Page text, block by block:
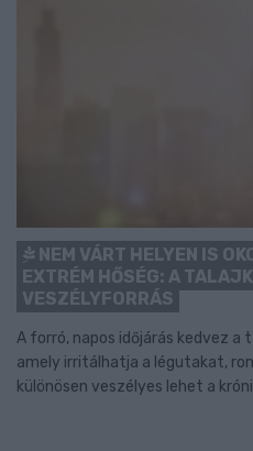
NEM VÁRT HELYEN IS
EXTRÉM HŐSÉG: A
VESZÉLYFORRÁS
A forró, napos időjárás kedvez a
amely irritálhatja a légutakat,
különösen veszélyes lehet a